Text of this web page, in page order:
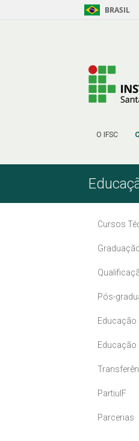
Pular para o Conteúdo BRASIL
O IFSC
Cursos
Pós-
Educação
Educação
PartiuIF
Parcerias